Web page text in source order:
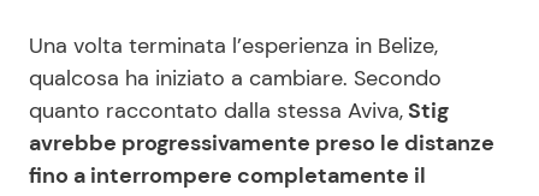
Una volta terminata l’esperienza in Belize,
qualcosa ha iniziato a cambiare. Secondo
quanto raccontato dalla stessa Aviva,Stig
avrebbe progressivamente preso le distanze
fino a interrompere completamente il